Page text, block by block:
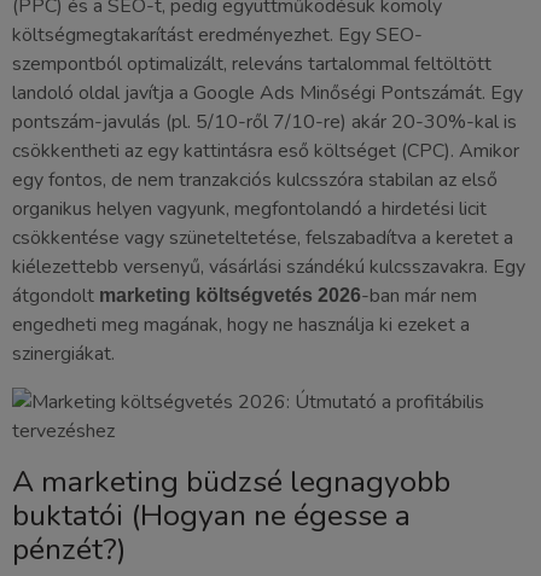
(PPC) és a SEO-t, pedig együttműködésük komoly
költségmegtakarítást eredményezhet. Egy SEO-
szempontból optimalizált, releváns tartalommal feltöltött
landoló oldal javítja a Google Ads Minőségi Pontszámát. Egy
pontszám-javulás (pl. 5/10-ről 7/10-re) akár 20-30%-kal is
csökkentheti az egy kattintásra eső költséget (CPC). Amikor
egy fontos, de nem tranzakciós kulcsszóra stabilan az első
organikus helyen vagyunk, megfontolandó a hirdetési licit
csökkentése vagy szüneteltetése, felszabadítva a keretet a
kiélezettebb versenyű, vásárlási szándékú kulcsszavakra. Egy
átgondolt marketing költségvetés 2026-ban már nem
engedheti meg magának, hogy ne használja ki ezeket a
szinergiákat.
A marketing büdzsé legnagyobb
buktatói (Hogyan ne égesse a
pénzét?)